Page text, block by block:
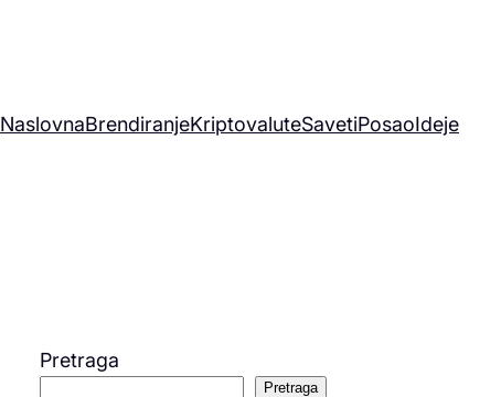
NaslovnaBrendiranjeKriptovaluteSavetiPosaoIdeje
Pretraga
Pretraga